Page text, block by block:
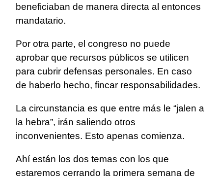
beneficiaban de manera directa al entonces
mandatario.
Por otra parte, el congreso no puede
aprobar que recursos públicos se utilicen
para cubrir defensas personales. En caso
de haberlo hecho, fincar responsabilidades.
La circunstancia es que entre más le “jalen a
la hebra”, irán saliendo otros
inconvenientes. Esto apenas comienza.
Ahí están los dos temas con los que
estaremos cerrando la primera semana de